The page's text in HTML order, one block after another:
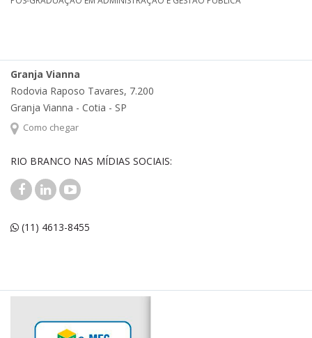
Granja Vianna
Rodovia Raposo Tavares, 7.200
Granja Vianna - Cotia - SP
Como chegar
RIO BRANCO NAS MÍDIAS SOCIAIS:
(11) 4613-8455